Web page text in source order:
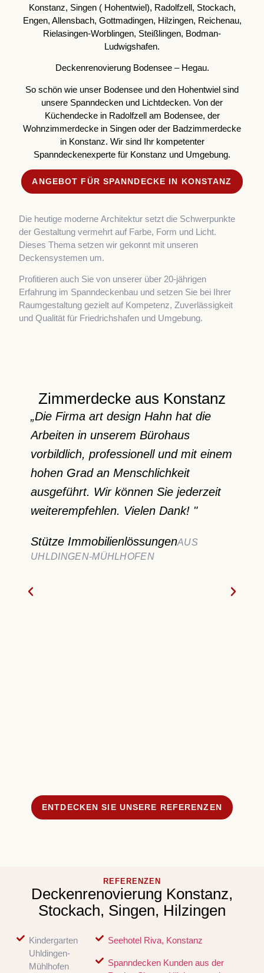
Konstanz, Singen ( Hohentwiel), Radolfzell, Stockach,
Engen, Allensbach, Gottmadingen, Hilzingen, Reichenau,
Rielasingen-Worblingen, Steißlingen, Bodman-
Ludwigshafen.
Deckenrenovierung Bodensee – Hegau.
So schön wie unser Bodensee und den Hohentwiel sind
unsere Spanndecken und Lichtdecken. Von der
Küchendecke in Radolfzell am Bodensee, der
Wohnzimmerdecke in Singen oder der Badzimmerdecke
in Konstanz. Wir sind Ihr kompetenter
Spanndeckenexperte für Konstanz und Umgebung.
ANGEBOT FÜR SPANNDECKE IN KONSTANZ
Die heutige moderne Architektur setzt die Schwerpunkte
der Gestaltung vermehrt auf Farbe, Form und Licht.
Dieses Thema setzen wir gekonnt mit unseren
Deckensystemen um.
Profitieren auch Sie von unserer über 20-jährigen
Erfahrung im Spanndeckenbau und setzen Sie bei Ihrer
Raumgestaltung gezielt auf Kompetenz, Zuverlässigkeit
und Qualität für Friedrichshafen und Umgebung.
Zimmerdecke aus Konstanz
„Die Firma art design Hahn hat die
Arbeiten in unserem Bürohaus
vorbildlich, professionell und mit einem
hohen Grad an Menschlichkeit
ausgeführt. Wir können Sie jederzeit
weiterempfehlen. Vielen Dank! "
Stütze ImmobilienlössungenAUS
UHLDINGEN-MÜHLHOFEN
dann
ENTDECKEN SIE UNSERE REFERENZEN
REFERENZEN
Deckenrenovierung Konstanz,
Stockach, Singen, Hilzingen
Kindergarten
Uhldingen-
Mühlhofen
Seehotel Riva, Konstanz
Spanndecken Kunden aus der